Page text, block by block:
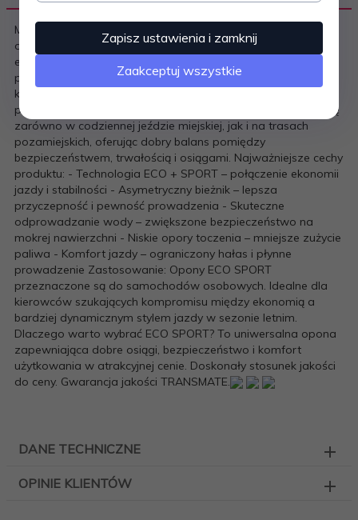
M+S, TLOpony letnie ECO SPORT do samochodów
osobowych to nowoczesne rozwiązanie łączące
ekonomiczną jazdę z dynamicznym charakterem
prowadzenia. Model został zaprojektowany dla kierowców,
którzy oczekują niskich oporów toczenia, komfortu oraz
pewnej stabilności w warunkach letnich. Opona sprawdza się
zarówno w codziennej jeździe miejskiej, jak i na trasach
pozamiejskich, oferując dobry balans pomiędzy
bezpieczeństwem, trwałością i osiągami. Najważniejsze cechy
produktu: - Technologia ECO + SPORT – połączenie ekonomii
jazdy i stabilności - Asymetryczny bieżnik – lepsza
przyczepność i pewność prowadzenia - Skuteczne
odprowadzanie wody – zwiększone bezpieczeństwo na
mokrej nawierzchni - Niskie opory toczenia – mniejsze zużycie
paliwa - Komfort jazdy – ograniczony hałas i płynne
prowadzenie Zastosowanie: Opony ECO SPORT
przeznaczone są do samochodów osobowych. Idealne dla
kierowców szukających kompromisu między ekonomią a
bardziej dynamicznym stylem jazdy w sezonie letnim.
Dlaczego warto wybrać ECO SPORT? To uniwersalna opona
zapewniająca dobre osiągi, bezpieczeństwo i komfort
użytkowania w atrakcyjnej cenie. Doskonały stosunek jakości
do ceny. Gwarancja jakości TRANSMATE.
DANE TECHNICZNE
OPINIE KLIENTÓW
Zapisz ustawienia i zamknij
Zaakceptuj wszystkie